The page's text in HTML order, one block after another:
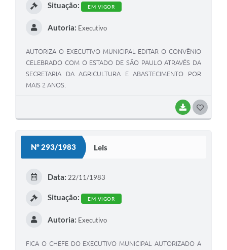
BAIXAR
Situação: EM VIGOR
Autoria: Executivo
AUTORIZA O EXECUTIVO MUNICIPAL EDITAR O CONVÊNIO
CELEBRADO COM O ESTADO DE SÃO PAULO ATRAVÉS DA
SECRETARIA DA AGRICULTURA E ABASTECIMENTO POR
MAIS 2 ANOS.
Nº 293/1983 Leis
Data: 22/11/1983
Situação: EM VIGOR
Autoria: Executivo
FICA O CHEFE DO EXECUTIVO MUNICIPAL AUTORIZADO A